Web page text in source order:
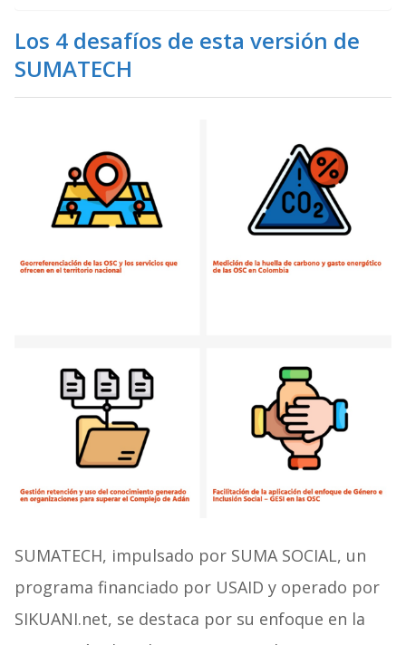
Los 4 desafíos de esta versión de
SUMATECH
SUMATECH, impulsado por SUMA SOCIAL, un
programa financiado por USAID y operado por
SIKUANI.net, se destaca por su enfoque en la